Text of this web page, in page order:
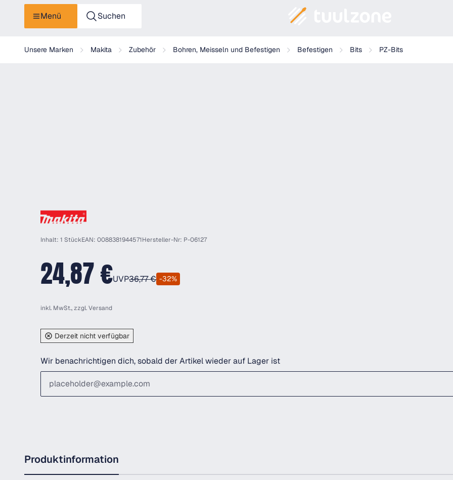
Menü Suchen
Unsere Marken Makita Zubehör Bohren, Meisseln und Befestigen Befestigen Bits PZ-Bits
Makita PZ Bit 2x50 - P-06127
Inhalt: 1 StückEAN: 0088381944571Hersteller-Nr: P-06127
24,87 €UVP36,77 € -32%
inkl. MwSt., zzgl.Versand
Derzeit nicht verfügbar
Wir benachrichtigen dich, sobald der Artikel wieder auf Lager ist
Produktinformation